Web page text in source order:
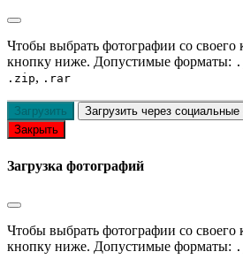
Чтобы выбрать фотографии со
кнопку ниже. Допустимые форматы:
.zip, .rar
Загрузить Загрузить через социальные
Закрыть
Загрузка фотографий
Чтобы выбрать фотографии со
кнопку ниже. Допустимые форматы: